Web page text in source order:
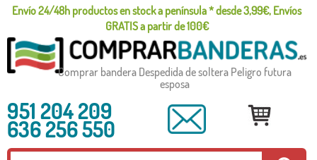
Envío 24/48h productos en stock a península * desde 3,99€, Envíos
GRATIS a partir de 100€
Comprar bandera Despedida de soltera Peligro futura
esposa
951 204 209
636 256 550